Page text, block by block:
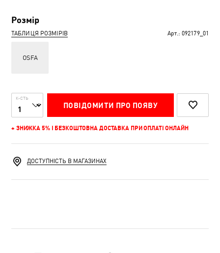
Розмір
ТАБЛИЦЯ РОЗМІРІВ Арт.: 092179_01
OSFA
К-СТЬ
ПОВІДОМИТИ ПРО ПОЯВУ
+ ЗНИЖКА 5% І БЕЗКОШТОВНА ДОСТАВКА ПРИ ОПЛАТІ ОНЛАЙН
ДОСТУПНІСТЬ В МАГАЗИНАХ